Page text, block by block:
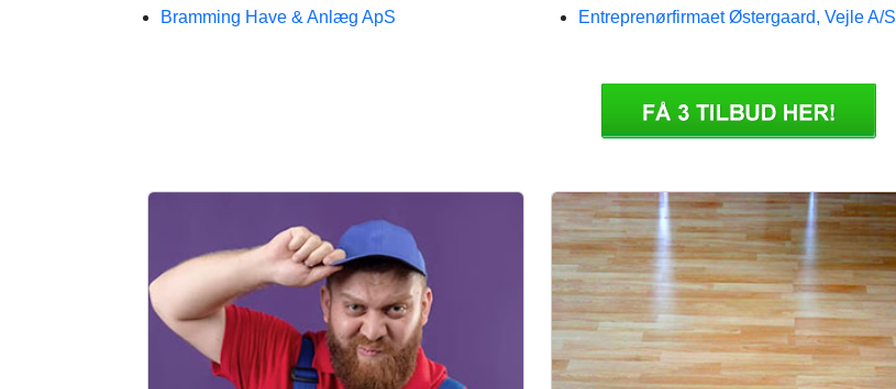
Bramming Have & Anlæg ApS
Entreprenørfirmaet Østergaard, Vejle A/S